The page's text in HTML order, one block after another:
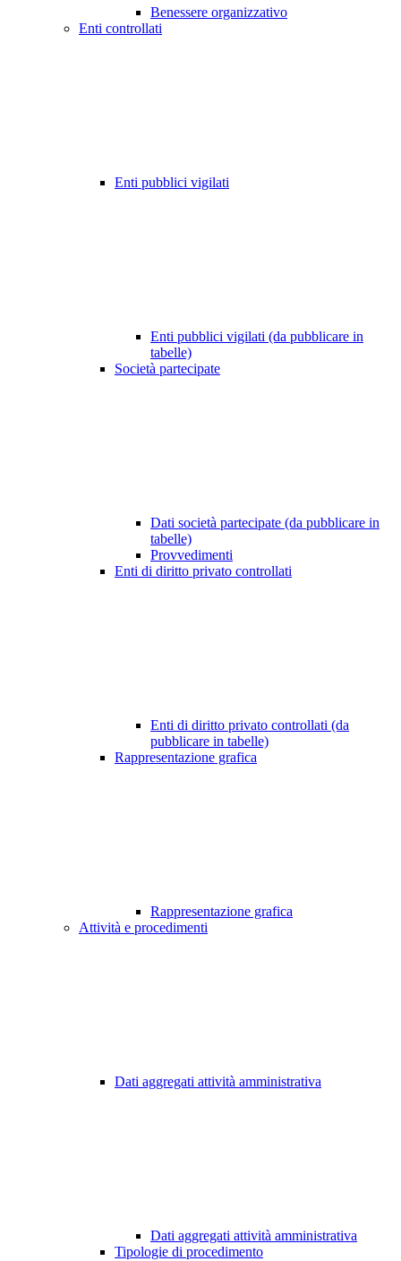
Benessere organizzativo
Enti controllati
Enti pubblici vigilati
Enti pubblici vigilati (da pubblicare in
tabelle)
Società partecipate
Dati società partecipate (da pubblicare in
tabelle)
Provvedimenti
Enti di diritto privato controllati
Enti di diritto privato controllati (da
pubblicare in tabelle)
Rappresentazione grafica
Rappresentazione grafica
Attività e procedimenti
Dati aggregati attività amministrativa
Dati aggregati attività amministrativa
Tipologie di procedimento